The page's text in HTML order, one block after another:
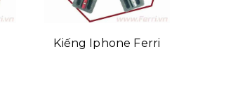
Kiếng Iphone Ferri